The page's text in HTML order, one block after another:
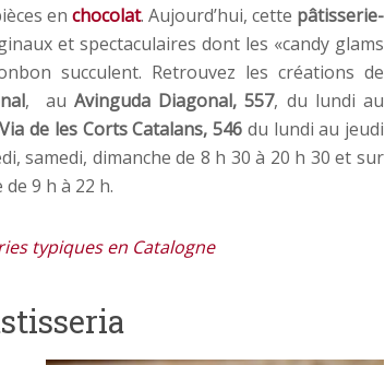
en chocolat. Aujourd’hui, cette pâtisserie-
et spectaculaires dont les «candy glams
succulent. Retrouvez les créations de
, au Avinguda Diagonal, 557, du lundi au
de les Corts Catalans, 546 du lundi au jeudi
samedi, dimanche de 8 h 30 à 20 h 30 et sur
9 h à 22 h.
typiques en Catalogne